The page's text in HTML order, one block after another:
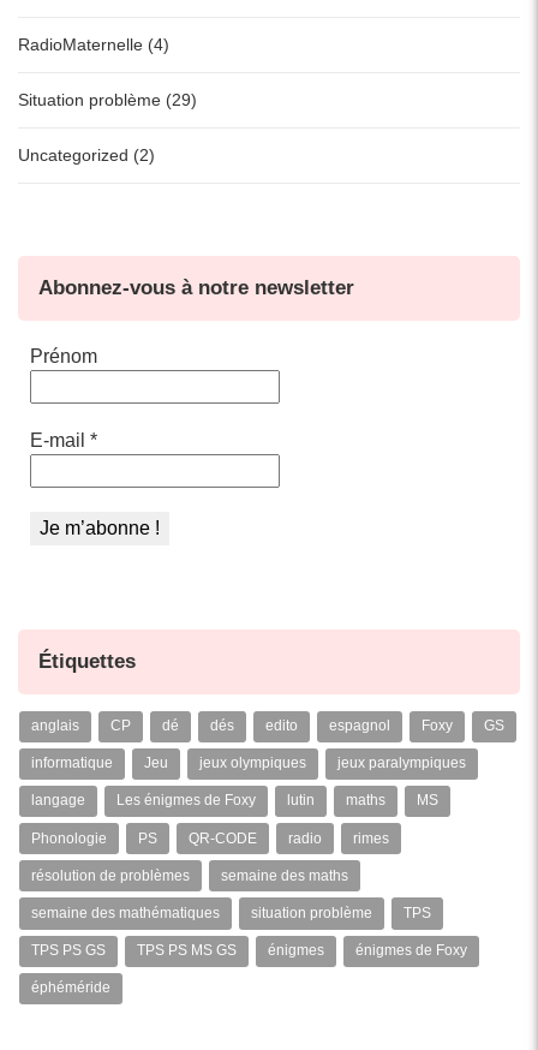
RadioMaternelle (4)
Situation problème (29)
Uncategorized (2)
Abonnez-vous à notre newsletter
Prénom
E-mail *
Étiquettes
anglais CP dé dés edito espagnol Foxy GS
informatique Jeu jeux olympiques jeux paralympiques
langage Les énigmes de Foxy lutin maths MS
Phonologie PS QR-CODE radio rimes
résolution de problèmes semaine des maths
semaine des mathématiques situation problème TPS
TPS PS GS TPS PS MS GS énigmes énigmes de Foxy
éphéméride